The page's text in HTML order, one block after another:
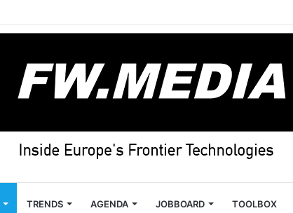
TRENDS AGENDA JOBBOARD TOOLBOX